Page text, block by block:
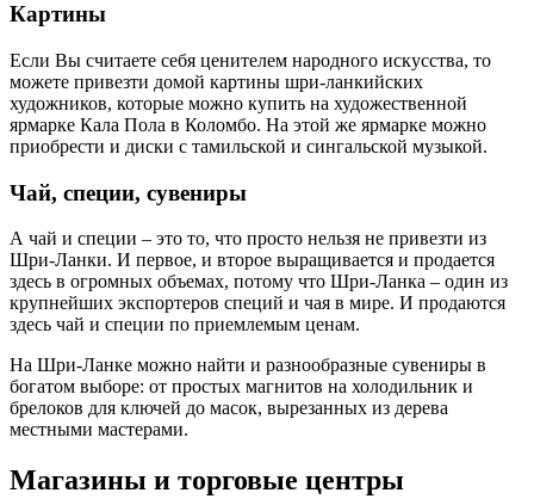
Картины
Если Вы считаете себя ценителем народного искусства, то
можете привезти домой картины шри-ланкийских
художников, которые можно купить на художественной
ярмарке Кала Пола в Коломбо. На этой же ярмарке можно
приобрести и диски с тамильской и сингальской музыкой.
Чай, специи, сувениры
А чай и специи – это то, что просто нельзя не привезти из
Шри-Ланки. И первое, и второе выращивается и продается
здесь в огромных объемах, потому что Шри-Ланка – один из
крупнейших экспортеров специй и чая в мире. И продаются
здесь чай и специи по приемлемым ценам.
На Шри-Ланке можно найти и разнообразные сувениры в
богатом выборе: от простых магнитов на холодильник и
брелоков для ключей до масок, вырезанных из дерева
местными мастерами.
Магазины и торговые центры